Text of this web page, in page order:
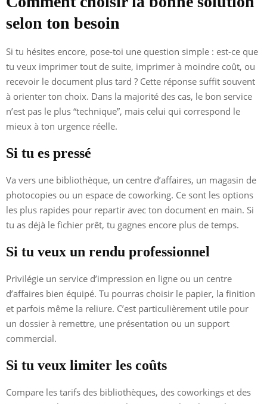
selon ton besoin
Si tu hésites encore, pose-toi une question simple : est-ce que
tu veux imprimer tout de suite, imprimer à moindre coût, ou
recevoir le document plus tard ? Cette réponse suffit souvent
à orienter ton choix. Dans la majorité des cas, le bon service
n’est pas le plus “technique”, mais celui qui correspond le
mieux à ton urgence réelle.
Si tu es pressé
Va vers une bibliothèque, un centre d’affaires, un magasin de
photocopies ou un espace de coworking. Ce sont les options
les plus rapides pour repartir avec ton document en main. Si
tu as déjà le fichier prêt, tu gagnes encore plus de temps.
Si tu veux un rendu professionnel
Privilégie un service d’impression en ligne ou un centre
d’affaires bien équipé. Tu pourras choisir le papier, la finition
et parfois même la reliure. C’est particulièrement utile pour
un dossier à remettre, une présentation ou un support
commercial.
Si tu veux limiter les coûts
Compare les tarifs des bibliothèques, des coworkings et des